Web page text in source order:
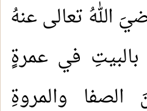
اللهُ تعالى عنهُ
في عمرةٍ
والمروةِ